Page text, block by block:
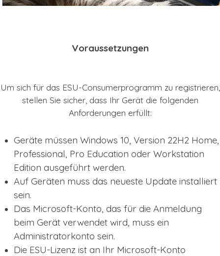
Voraussetzungen
Um sich für das ESU-Consumerprogramm zu registrieren,
stellen Sie sicher, dass Ihr Gerät die folgenden
Anforderungen erfüllt:
Geräte müssen Windows 10, Version 22H2 Home,
Professional, Pro Education oder Workstation
Edition ausgeführt werden.
Auf Geräten muss das neueste Update installiert
sein.
Das Microsoft-Konto, das für die Anmeldung
beim Gerät verwendet wird, muss ein
Administratorkonto sein.
Die ESU-Lizenz ist an Ihr Microsoft-Konto